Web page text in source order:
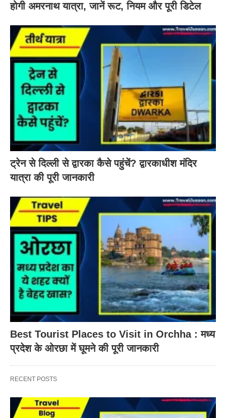
होगी अमरनाथ यात्रा, जानें रूट, नियम और पूरी डिटेल
ट्रेन से दिल्ली से द्वारका कैसे पहुंचें? द्वारकाधीश मंदिर
यात्रा की पूरी जानकारी
Best Tourist Places to Visit in Orchha : मध्य
प्रदेश के ओरछा में घूमने की पूरी जानकारी
RECENT POSTS